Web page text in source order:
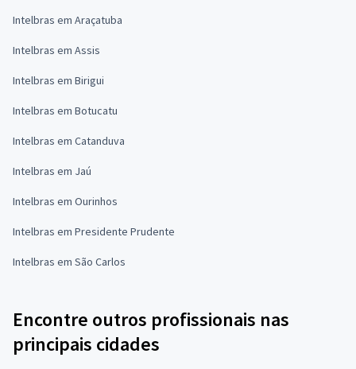
Intelbras em Araçatuba
Intelbras em Assis
Intelbras em Birigui
Intelbras em Botucatu
Intelbras em Catanduva
Intelbras em Jaú
Intelbras em Ourinhos
Intelbras em Presidente Prudente
Intelbras em São Carlos
Encontre outros profissionais nas
principais cidades